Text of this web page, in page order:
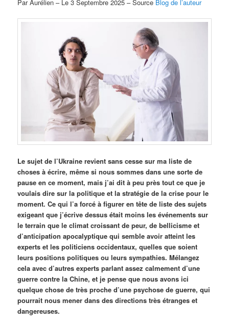
Par Aurélien – Le 3 Septembre 2025 – Source Blog de l’auteur
Le sujet de l’Ukraine revient sans cesse sur ma liste de
choses à écrire, même si nous sommes dans une sorte de
pause en ce moment, mais j’ai dit à peu près tout ce que je
voulais dire sur la politique et la stratégie de la crise pour le
moment. Ce qui l’a forcé à figurer en tête de liste des sujets
exigeant que j’écrive dessus était moins les événements sur
le terrain que le climat croissant de peur, de bellicisme et
d’anticipation apocalyptique qui semble avoir atteint les
experts et les politiciens occidentaux, quelles que soient
leurs positions politiques ou leurs sympathies. Mélangez
cela avec d’autres experts parlant assez calmement d’une
guerre contre la Chine, et je pense que nous avons ici
quelque chose de très proche d’une psychose de guerre, qui
pourrait nous mener dans des directions très étranges et
dangereuses.